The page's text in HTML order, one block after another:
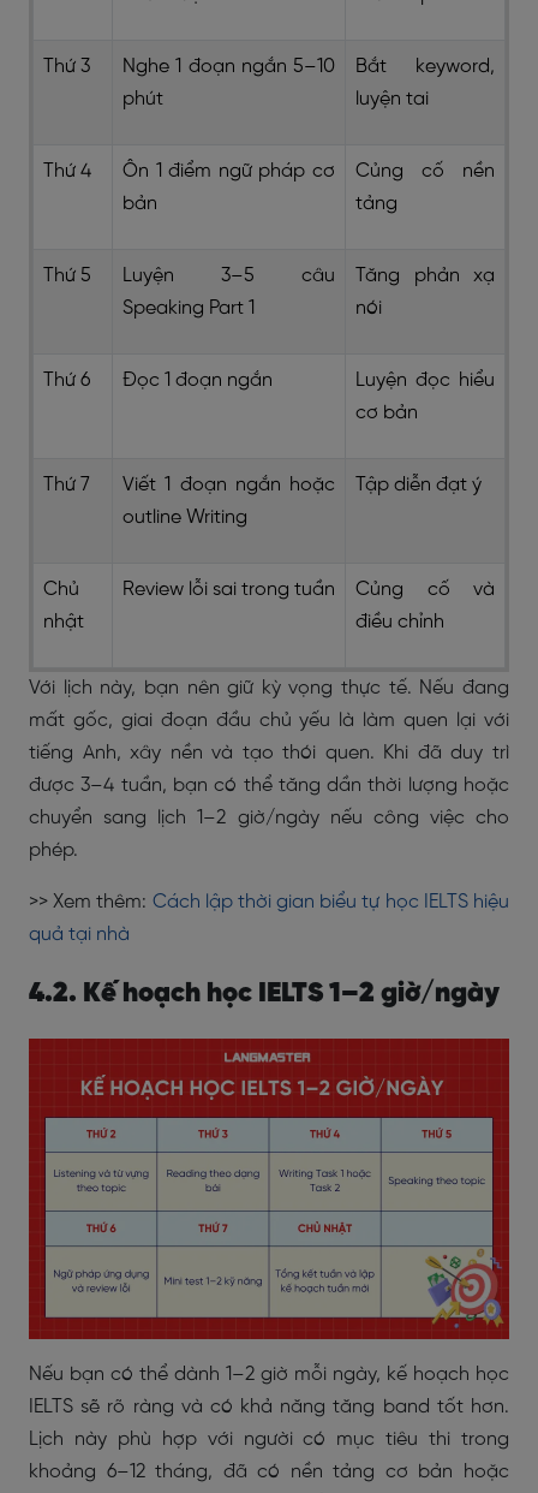
Thứ 3
Nghe 1 đoạn ngắn 5–10
phút
Bắt keyword,
luyện tai
Thứ 4
Ôn 1 điểm ngữ pháp cơ
bản
Củng cố nền
tảng
Thứ 5
Luyện 3–5 câu
Speaking Part 1
Tăng phản xạ
nói
Thứ 6 Đọc 1 đoạn ngắn
Luyện đọc hiểu
cơ bản
Thứ 7
Viết 1 đoạn ngắn hoặc
outline Writing
Tập diễn đạt ý
Chủ
nhật
Review lỗi sai trong tuần
Củng cố và
điều chỉnh
Với lịch này, bạn nên giữ kỳ vọng thực tế. Nếu đang
mất gốc, giai đoạn đầu chủ yếu là làm quen lại với
tiếng Anh, xây nền và tạo thói quen. Khi đã duy trì
được 3–4 tuần, bạn có thể tăng dần thời lượng hoặc
chuyển sang lịch 1–2 giờ/ngày nếu công việc cho
phép.
>> Xem thêm: Cách lập thời gian biểu tự học IELTS hiệu
quả tại nhà
4.2. Kế hoạch học IELTS 1–2 giờ/ngày
Nếu bạn có thể dành 1–2 giờ mỗi ngày, kế hoạch học
IELTS sẽ rõ ràng và có khả năng tăng band tốt hơn.
Lịch này phù hợp với người có mục tiêu thi trong
khoảng 6–12 tháng, đã có nền tảng cơ bản hoặc